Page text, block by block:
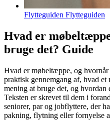
Flytteguiden Flytteguiden
Hvad er
bruge det? Guide
Hvad er møbeltæppe, og
praktisk gennemgang af, hvad
mening at bruge det, og
Teksten er skrevet til dem i
seniorer, par og jobflyttere, der
pakning, flytning eller fornyelse